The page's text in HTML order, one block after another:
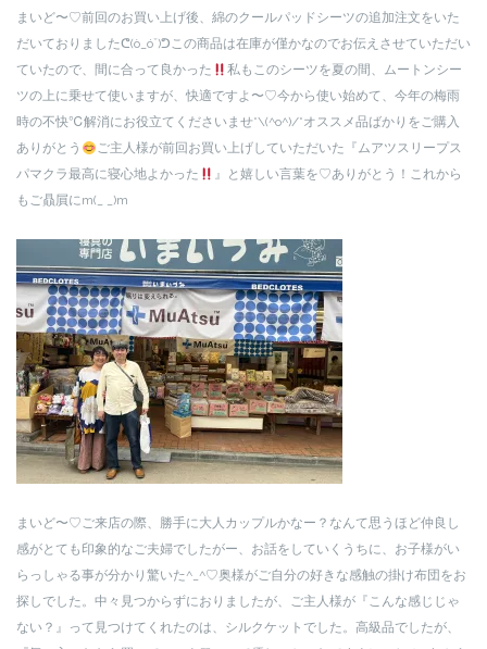
まいど〜♡前回のお買い上げ後、綿のクールパッドシーツの追加注文をいた
だいておりましたᕦ(ò_óˇ)ᕤこの商品は在庫が僅かなのでお伝えさせていただい
ていたので、間に合って良かった
私もこのシーツを夏の間、ムートンシー
ツの上に乗せて使いますが、快適ですよ〜♡今から使い始めて、今年の梅雨
時の不快℃解消にお役立てくださいませ*\(^o^)/*オススメ品ばかりをご購入
ありがとう
ご主人様が前回お買い上げしていただいた『ムアツスリープス
パマクラ最高に寝心地よかった
』と嬉しい言葉を♡ありがとう！これから
もご贔屓にm(_ _)m
まいど〜♡ご来店の際、勝手に大人カップルかなー？なんて思うほど仲良し
感がとても印象的なご夫婦でしたがー、お話をしていくうちに、お子様がい
らっしゃる事が分かり驚いた^_^♡奥様がご自分の好きな感触の掛け布団をお
探しでした。中々見つからずにおりましたが、ご主人様が『こんな感じじゃ
ない？』って見つけてくれたのは、シルクケットでした。高級品でしたが、